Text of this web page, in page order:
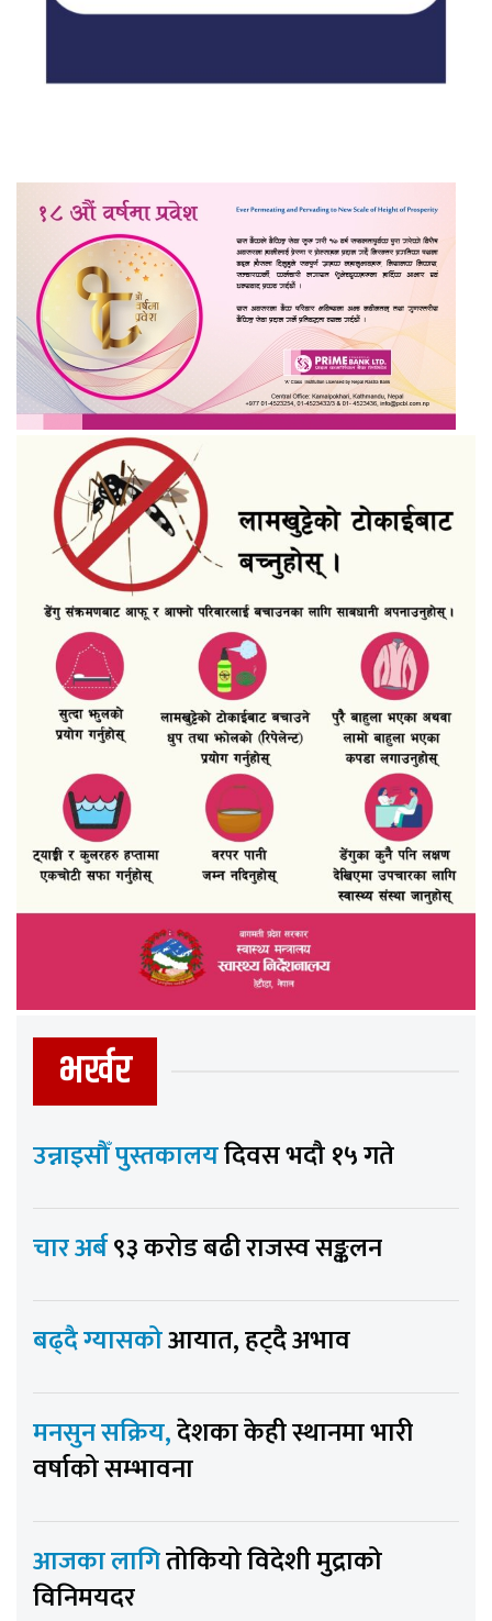
भर्खर
उन्नाइसौँ पुस्तकालयदिवस भदौ १५ गते
चार अर्ब९३ करोड बढी राजस्व सङ्कलन
बढ्दै ग्यासकोआयात, हट्दै अभाव
मनसुन सक्रिय,देशका केही स्थानमा भारी
वर्षाको सम्भावना
आजका लागितोकियो विदेशी मुद्राको
विनिमयदर